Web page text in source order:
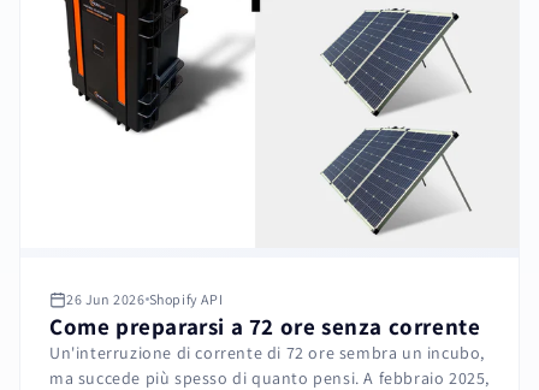
26 Jun 2026 Shopify API
Come prepararsi a 72 ore senza corrente
Un'interruzione di corrente di 72 ore sembra un incubo,
ma succede più spesso di quanto pensi. A febbraio 2025,